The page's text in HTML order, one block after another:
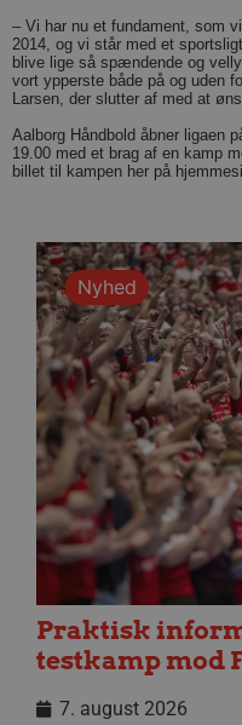
– Vi har nu et fundament, som
2014, og vi står med et
blive lige så spændende og
vort ypperste både på og uden
Larsen, der slutter af med at
Aalborg Håndbold åbner ligaen
19.00 med et brag af en kamp
billet til kampen her på
Nyhed
Praktisk
testkamp mod
7. august 2026